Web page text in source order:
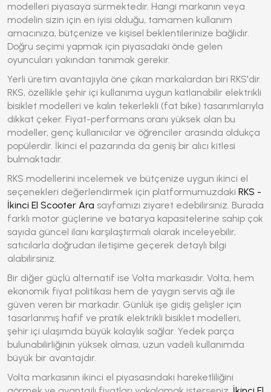
modelleri piyasaya sürmektedir. Hangi markanın veya
modelin sizin için en iyisi olduğu, tamamen kullanım
amacınıza, bütçenize ve kişisel beklentilerinize bağlıdır.
Doğru seçimi yapmak için piyasadaki önde gelen
oyuncuları yakından tanımak gerekir.
Yerli üretim avantajıyla öne çıkan markalardan biri RKS'dir.
RKS, özellikle şehir içi kullanıma uygun katlanabilir elektrikli
bisiklet modelleri ve kalın tekerlekli (fat bike) tasarımlarıyla
dikkat çeker. Fiyat-performans oranı yüksek olan bu
modeller, genç kullanıcılar ve öğrenciler arasında oldukça
popülerdir. İkinci el pazarında da geniş bir alıcı kitlesi
bulmaktadır.
RKS modellerini incelemek ve bütçenize uygun ikinci el
seçenekleri değerlendirmek için platformumuzdaki RKS -
İkinci El Scooter Ara sayfamızı ziyaret edebilirsiniz. Burada
farklı motor güçlerine ve batarya kapasitelerine sahip çok
sayıda güncel ilanı karşılaştırmalı olarak inceleyebilir,
satıcılarla doğrudan iletişime geçerek detaylı bilgi
alabilirsiniz.
Bir diğer güçlü alternatif ise Volta markasıdır. Volta, hem
ekonomik fiyat politikası hem de yaygın servis ağı ile
güven veren bir markadır. Günlük işe gidiş gelişler için
tasarlanmış hafif ve pratik elektrikli bisiklet modelleri,
şehir içi ulaşımda büyük kolaylık sağlar. Yedek parça
bulunabilirliğinin yüksek olması, uzun vadeli kullanımda
büyük bir avantajdır.
Volta markasının ikinci el piyasasındaki hareketliliğini